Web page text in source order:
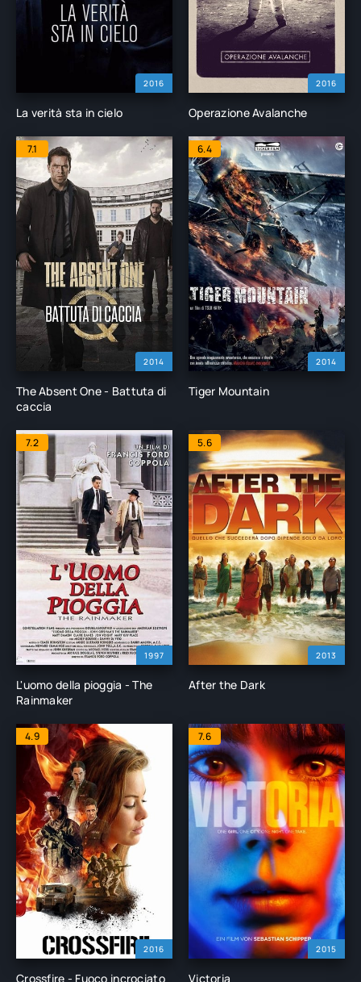
2016
La verità sta in cielo
2016
Operazione Avalanche
2014
7.1
The Absent One - Battuta di
caccia
2014
6.4
Tiger Mountain
1997
7.2
L'uomo della pioggia - The
Rainmaker
2013
5.6
After the Dark
2016
4.9
Crossfire - Fuoco incrociato
2015
7.6
Victoria